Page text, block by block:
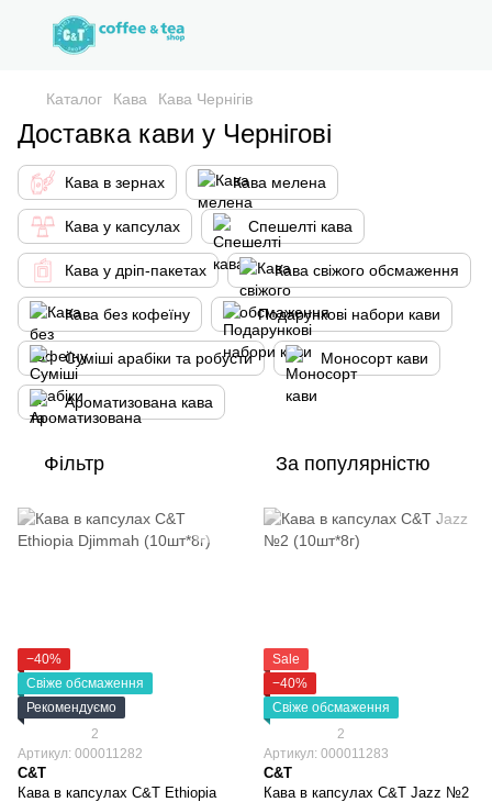
Каталог Кава Кава Чернігів
Доставка кави у Чернігові
Кава в зернах Кава мелена
Кава у капсулах Спешелті кава
Кава у дріп-пакетах Кава свіжого обсмаження
Кава без кофеїну Подарункові набори кави
Суміші арабіки та робусти Моносорт кави
Ароматизована кава
Фільтр За популярністю
−40%
Свіже обсмаження
Рекомендуємо
2
Артикул: 000011282
C&T
Кава в капсулах C&T Ethiopia
Sale
−40%
Свіже обсмаження
2
Артикул: 000011283
C&T
Кава в капсулах C&T Jazz №2